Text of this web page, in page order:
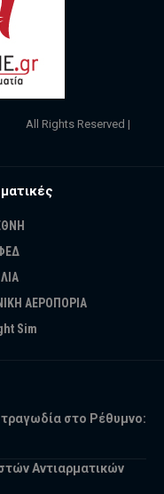
Reserved |
ΑΕΡΟΠΟΡΙΑ
Sim
στο Ρέθυμνο:
Αντιαρματικών